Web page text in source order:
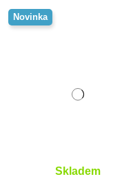
Novinka
Skladem